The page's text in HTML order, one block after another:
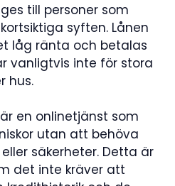
till personer som
syften. Lånen
låg ränta och betalas
vanligtvis inte för stora
hus.
en onlinetjänst som
utan att behöva
säkerheter. Detta är
det inte kräver att